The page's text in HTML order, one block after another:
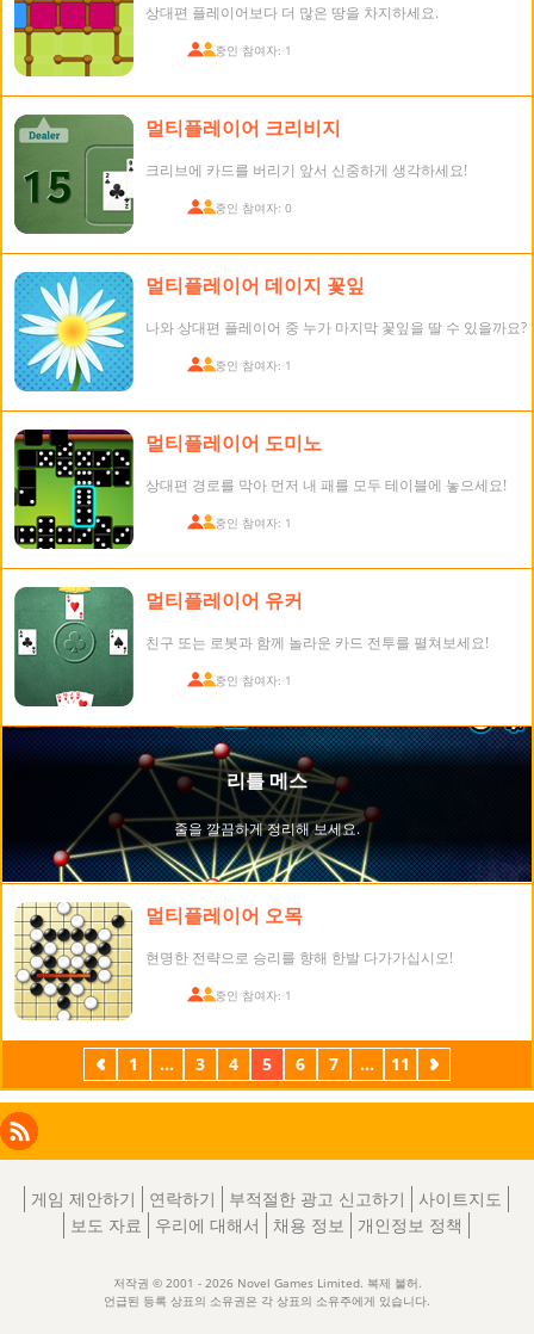
상대편 플레이어보다 더 많은 땅을 차지하세요.
접속 중인 참여자: 1
멀티플레이어 크리비지
크리브에 카드를 버리기 앞서 신중하게 생각하세요!
접속 중인 참여자: 0
멀티플레이어 데이지 꽃잎
나와 상대편 플레이어 중 누가 마지막 꽃잎을 딸 수 있을까요?
접속 중인 참여자: 1
멀티플레이어 도미노
상대편 경로를 막아 먼저 내 패를 모두 테이블에 놓으세요!
접속 중인 참여자: 1
멀티플레이어 유커
친구 또는 로봇과 함께 놀라운 카드 전투를 펼쳐보세요!
접속 중인 참여자: 1
멀티플레이어 오목
현명한 전략으로 승리를 향해 한발 다가가십시오!
접속 중인 참여자: 1
이
전
1 ... 3 4 5 6 7 ... 11
다
음
Facebook
Instagram
X
LinkedIn
RSS
게임 제안하기 연락하기 부적절한 광고 신고하기
사이트지도
보도 자료
우리에 대해서 채용 정보 개인정보 정책
저작권 © 2001 - 2026 Novel Games Limited. 복제 불허.
언급된 등록 상표의 소유권은 각 상표의 소유주에게 있습니다.